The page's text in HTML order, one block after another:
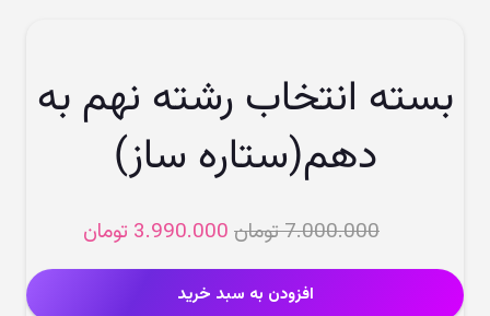
بسته انتخاب رشته نهم به
دهم(ستاره ساز)
7.000.000تومان
قیمت
3.990.000 تومان
افزودن به سبد خرید